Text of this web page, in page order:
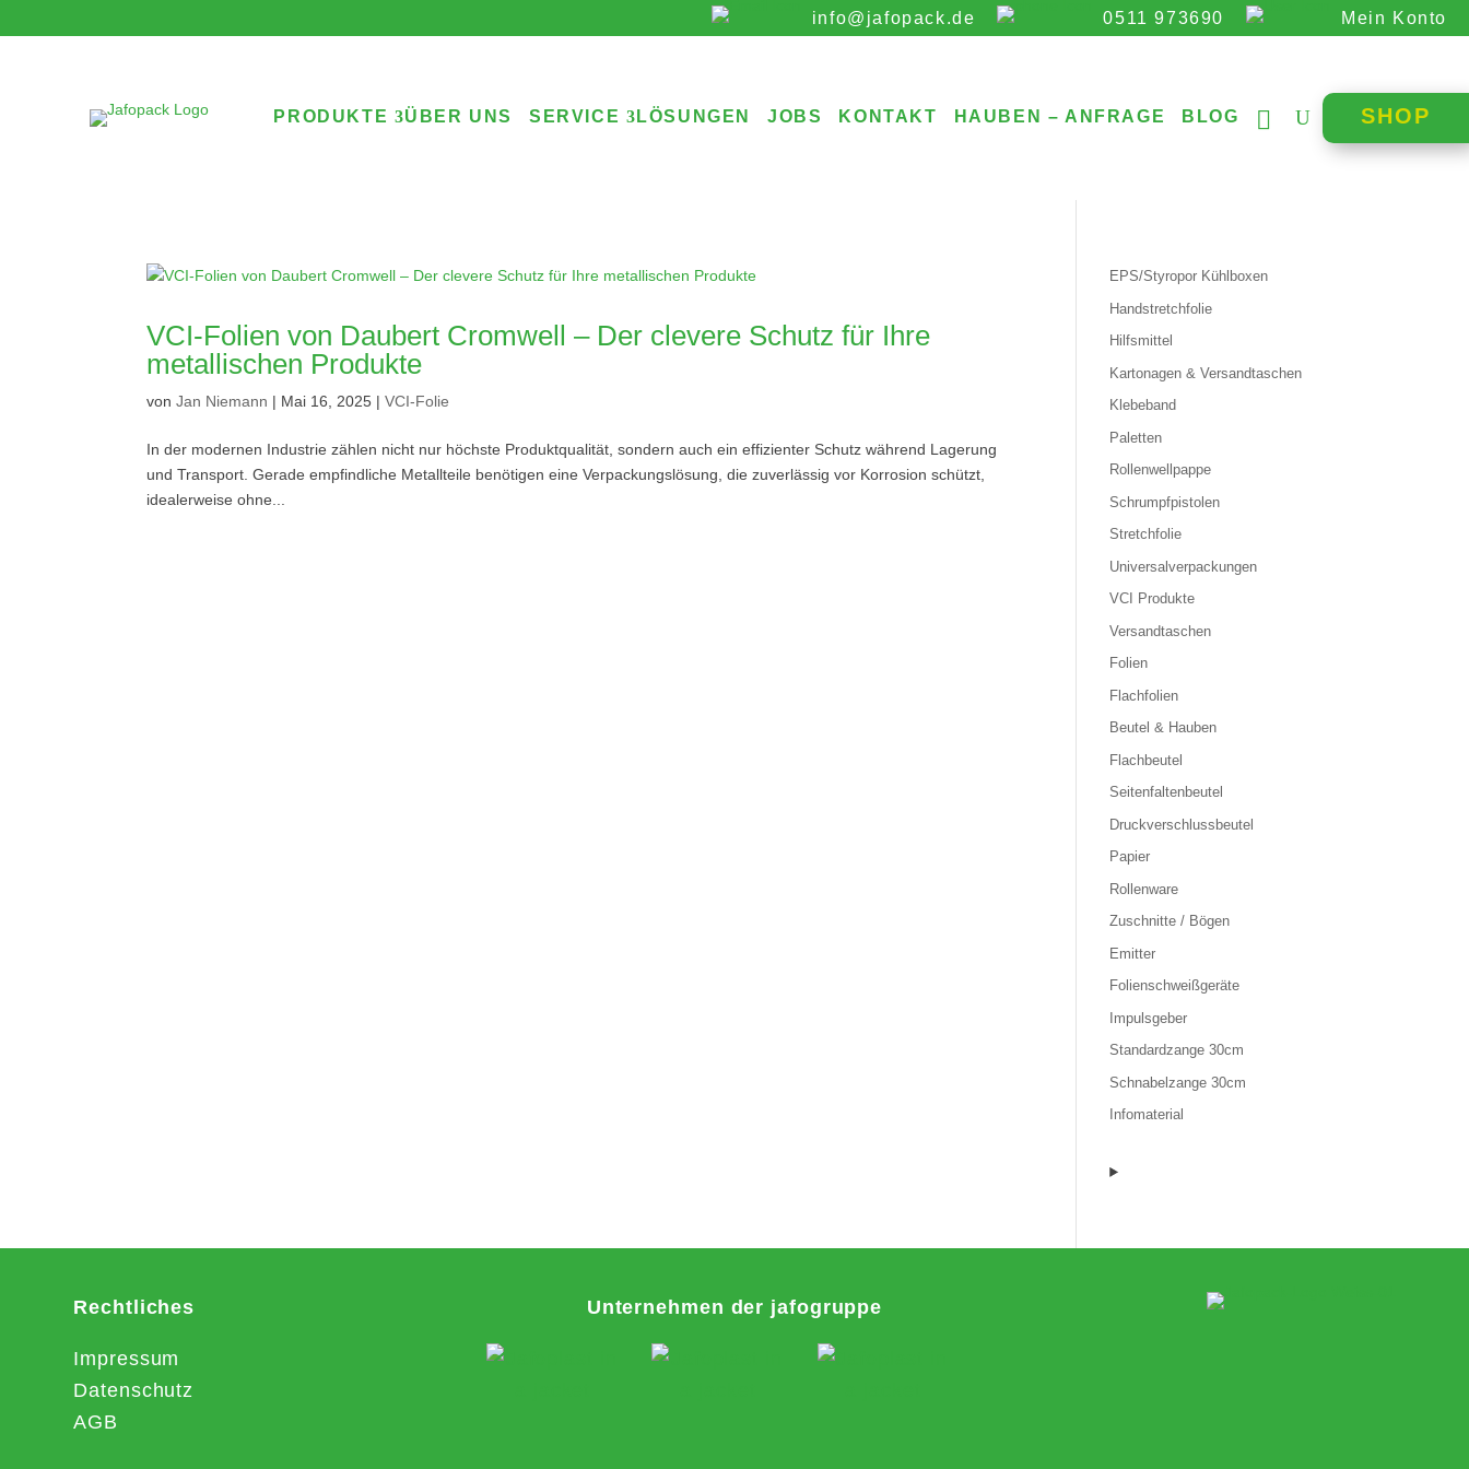
Mein Konto
0511 973690
info@jafopack.de
PRODUKTE ÜBER UNS SERVICE LÖSUNGEN JOBS KONTAKT HAUBEN – ANFRAGE BLOG SHOP
VCI-Folien von Daubert Cromwell – Der clevere Schutz für Ihre
metallischen Produkte
vonJan Niemann | Mai 16, 2025 |VCI-Folie
In der modernen Industrie zählen nicht nur höchste Produktqualität, sondern auch ein effizienter Schutz während Lagerung
und Transport. Gerade empfindliche Metallteile benötigen eine Verpackungslösung, die zuverlässig vor Korrosion schützt,
idealerweise ohne...
EPS/Styropor Kühlboxen
Handstretchfolie
Hilfsmittel
Kartonagen & Versandtaschen
Klebeband
Paletten
Rollenwellpappe
Schrumpfpistolen
Stretchfolie
Universalverpackungen
VCI Produkte
Versandtaschen
Folien
Flachfolien
Beutel & Hauben
Flachbeutel
Seitenfaltenbeutel
Druckverschlussbeutel
Papier
Rollenware
Zuschnitte / Bögen
Emitter
Folienschweißgeräte
Impulsgeber
Standardzange 30cm
Schnabelzange 30cm
Infomaterial
Rechtliches
Impressum
Datenschutz
AGB
Unternehmen der jafogruppe